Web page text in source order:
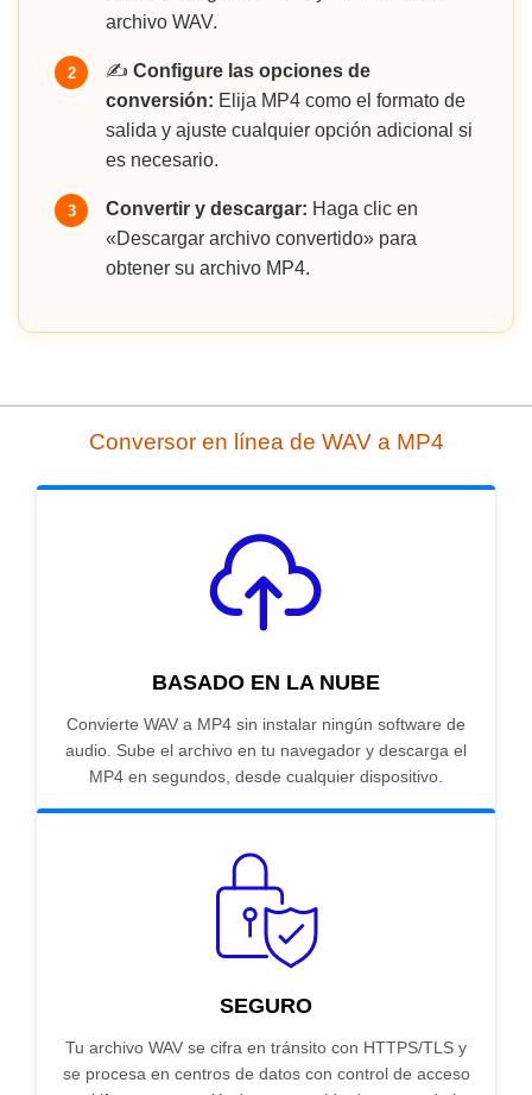
archivo WAV.
2 ✍️ Configure las opciones de
conversión: Elija MP4 como el formato de
salida y ajuste cualquier opción adicional si
es necesario.
3 Convertir y descargar: Haga clic en
«Descargar archivo convertido» para
obtener su archivo MP4.
Conversor en línea de WAV a MP4
BASADO EN LA NUBE
Convierte WAV a MP4 sin instalar ningún software de
audio. Sube el archivo en tu navegador y descarga el
MP4 en segundos, desde cualquier dispositivo.
SEGURO
Tu archivo WAV se cifra en tránsito con HTTPS/TLS y
se procesa en centros de datos con control de acceso